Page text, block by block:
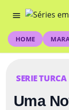
HOME
SERIE TURCA
Uma